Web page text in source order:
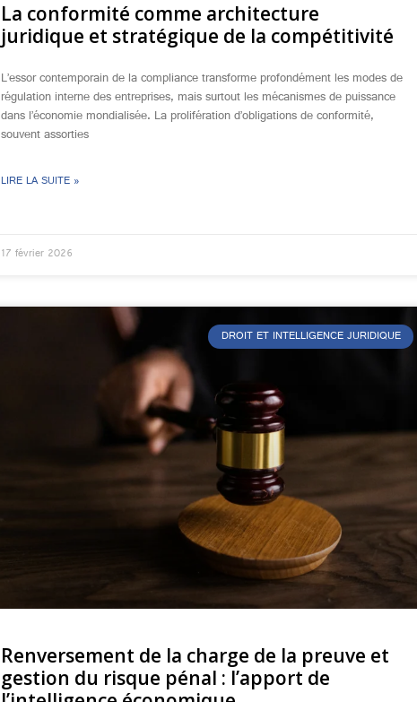
La conformité comme architecture
juridique et stratégique de la compétitivité
L’essor contemporain de la compliance transforme profondément les modes de
régulation interne des entreprises, mais surtout les mécanismes de puissance
dans l’économie mondialisée. La prolifération d’obligations de conformité,
souvent assorties
LIRE LA SUITE »
17 février 2026
DROIT ET INTELLIGENCE JURIDIQUE
Renversement de la charge de la preuve et
gestion du risque pénal : l’apport de